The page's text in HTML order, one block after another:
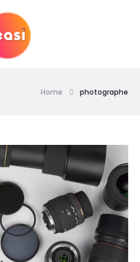
Home photographe